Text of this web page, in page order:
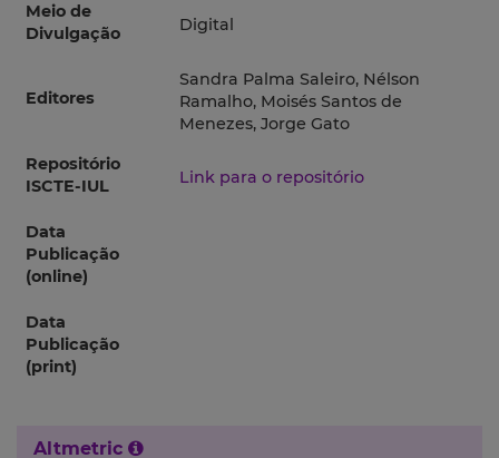
Meio de
Divulgação
Digital
Editores
Sandra Palma Saleiro, Nélson
Ramalho, Moisés Santos de
Menezes, Jorge Gato
Repositório
ISCTE-IUL
Link para o repositório
Data
Publicação
(online)
Data
Publicação
(print)
Altmetric